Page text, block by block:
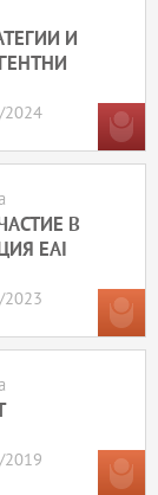
И
2024
В
EAI
2023
2019